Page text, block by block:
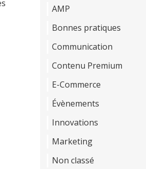
AMP
Bonnes pratiques
Communication
Contenu Premium
E-Commerce
Évènements
Innovations
Marketing
Non classé